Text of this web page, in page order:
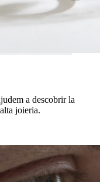
a descobrir la
joieria.